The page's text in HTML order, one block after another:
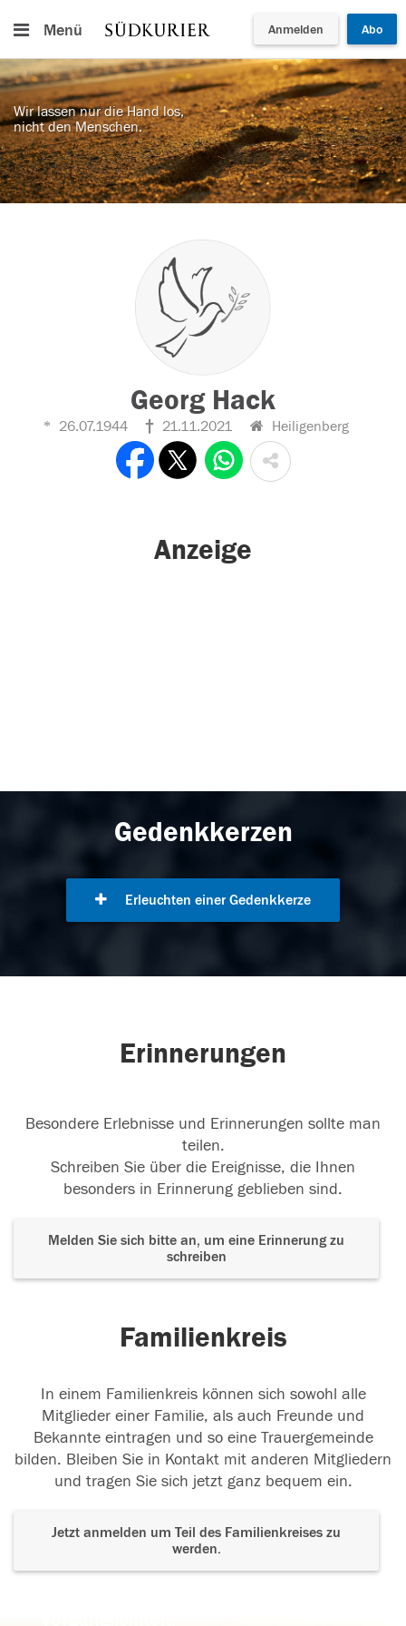
Menü Anmelden Abo
Wir lassen nur die Hand los,
nicht den Menschen.
Georg Hack
26.07.1944 21.11.2021 Heiligenberg
Anzeige
Gedenkkerzen
Erleuchten einer Gedenkkerze
Erinnerungen
Besondere Erlebnisse und Erinnerungen sollte man
teilen.
Schreiben Sie über die Ereignisse, die Ihnen
besonders in Erinnerung geblieben sind.
Melden Sie sich bitte an, um eine Erinnerung zu
schreiben
Familienkreis
In einem Familienkreis können sich sowohl alle
Mitglieder einer Familie, als auch Freunde und
Bekannte eintragen und so eine Trauergemeinde
bilden. Bleiben Sie in Kontakt mit anderen Mitgliedern
und tragen Sie sich jetzt ganz bequem ein.
Jetzt anmelden um Teil des Familienkreises zu
werden.